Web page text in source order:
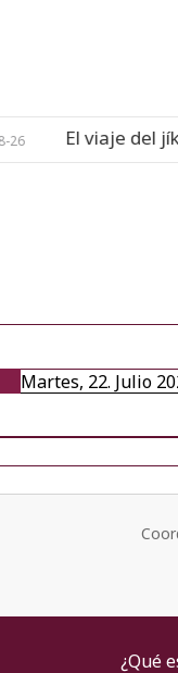
El viaje del
Martes, 22. Julio
¿Qué